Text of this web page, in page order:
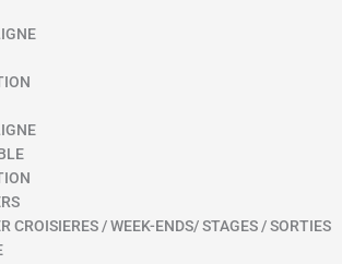
CROISIERES / WEEK-ENDS/ STAGES / SORTIES